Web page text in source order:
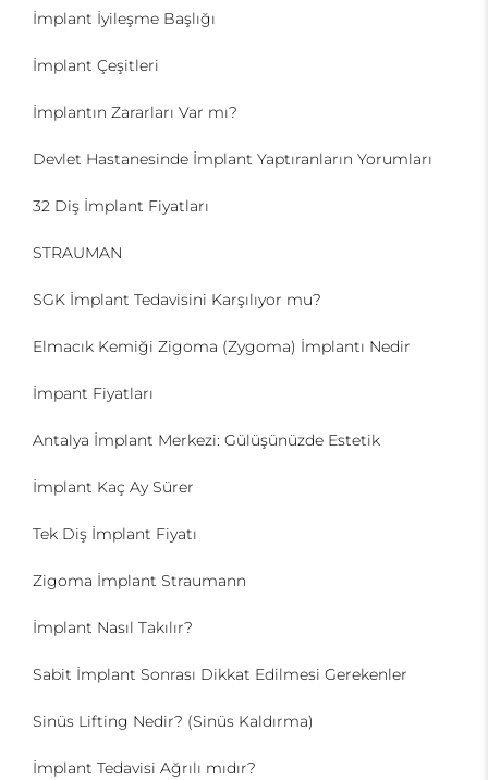
İmplant İyileşme Başlığı
İmplant Çeşitleri
İmplantın Zararları Var mı?
Devlet Hastanesinde İmplant Yaptıranların Yorumları
32 Diş İmplant Fiyatları
STRAUMAN
SGK İmplant Tedavisini Karşılıyor mu?
Elmacık Kemiği Zigoma (Zygoma) İmplantı Nedir
İmpant Fiyatları
Antalya İmplant Merkezi: Gülüşünüzde Estetik
İmplant Kaç Ay Sürer
Tek Diş İmplant Fiyatı
Zigoma İmplant Straumann
İmplant Nasıl Takılır?
Sabit İmplant Sonrası Dikkat Edilmesi Gerekenler
Sinüs Lifting Nedir? (Sinüs Kaldırma)
İmplant Tedavisi Ağrılı mıdır?